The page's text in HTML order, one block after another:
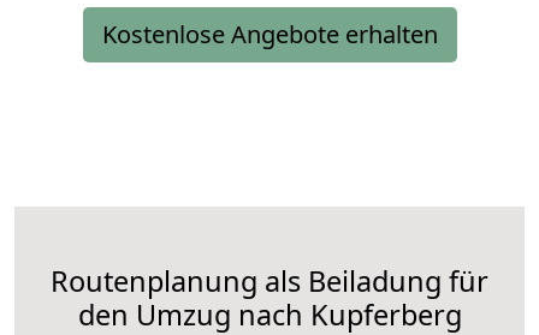
Kostenlose Angebote erhalten
Routenplanung als Beiladung für
den Umzug nach Kupferberg